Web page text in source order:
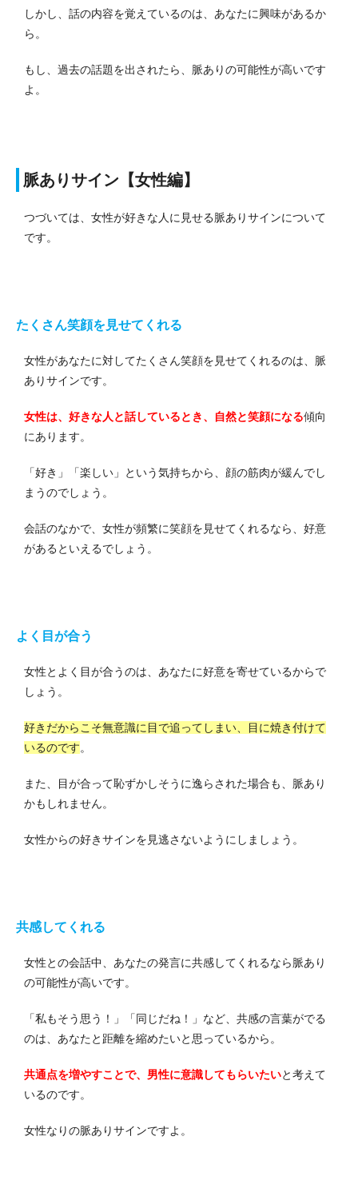
しかし、話の内容を覚えているのは、あなたに興味があるか
ら。
もし、過去の話題を出されたら、脈ありの可能性が高いです
よ。
脈ありサイン【女性編】
つづいては、女性が好きな人に見せる脈ありサインについて
です。
たくさん笑顔を見せてくれる
女性があなたに対してたくさん笑顔を見せてくれるのは、脈
ありサインです。
女性は、好きな人と話しているとき、自然と笑顔になる傾向
にあります。
「好き」「楽しい」という気持ちから、顔の筋肉が緩んでし
まうのでしょう。
会話のなかで、女性が頻繁に笑顔を見せてくれるなら、好意
があるといえるでしょう。
よく目が合う
女性とよく目が合うのは、あなたに好意を寄せているからで
しょう。
好きだからこそ無意識に目で追ってしまい、目に焼き付けて
いるのです。
また、目が合って恥ずかしそうに逸らされた場合も、脈あり
かもしれません。
女性からの好きサインを見逃さないようにしましょう。
共感してくれる
女性との会話中、あなたの発言に共感してくれるなら脈あり
の可能性が高いです。
「私もそう思う！」「同じだね！」など、共感の言葉がでる
のは、あなたと距離を縮めたいと思っているから。
共通点を増やすことで、男性に意識してもらいたいと考えて
いるのです。
女性なりの脈ありサインですよ。